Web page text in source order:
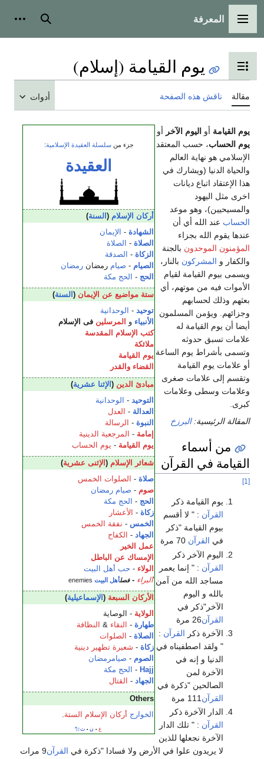
القائمة الرئيسية
المعرفة بحث
تبديل عرض جدول المحتويات
يوم القيامة (إسلام)
مقالة ناقش هذه الصفحة أدوات
جزء منسلسلة العقيدة الإسلامية:
العقيدة
أركان الإسلام ( السنة)
الشهادة -
الإيمان
الصلاة -
الصلاة
الزكاة -
الصدقة
الصيام - صيام رمضان رمضان
الحج - الحج مكة
ستة مواضيع عن الإيمان ( السنة)
توحيد -
الوحدانية
الأنبياء و المرسلين فى الإسلام
كتب الإسلام المقدسة
ملائكة
يوم القيامة
القضاء والقدر
مبادئ الدين ( الإثنا عشرية)
التوحيد -
الوحدانية
العدالة -
العدل
النبوة -
الرسالة
إمامة -
المرجعية الدينية
يوم القيامة - يوم الحساب
شعائر الإسلام ( الإثنى عشرية)
صلاة -
الصلوات الخمس
صوم - صيام رمضان
الحج - الحج مكة
زكاة -
الأعشار
الخمس - نفقة الخمس
الجهاد -
الكفاح
عمل الخير
الإمساك عن الباطل
الولاء - حب
أهل البيت
'البراء -فصلأهل البيت
الأركان السبعة ( الإسماعيلية)
الولاية - الوصاية
طهارة - النقاء &
النظافة
الصلاة -
الصلوات
زكاة - شعيرة تطهير دينية
الصوم - صيامرمضان
Hajj
- الحج مكة
الجهاد - القتال
Others
الخوارج أركان الإسلام الستة.
ع • ن • ت
يوم القيامة أو اليوم الآخر أو
يوم الحساب، حسب المعتقد
الإسلامي هو نهاية العالم
والحياة الدنيا (ويشارك في
هذا الإعتقاد اتباع ديانات
اخرى مثل اليهود
والمسيحيين)، وهو موعد
الحساب عند الله أي أن
عندها يقوم الله بجزاء
المؤمنون الموحدون بالجنة
والكفار و المشركون بالنار،
ويسمى بيوم القيامة لقيام
الأموات فيه من موتهم، أي
بعثهم وذلك لحسابهم
وجزائهم. ويؤمن المسلمون
أيضا أن يوم القيامة له
علامات تسبق حدوثه
وتسمى بأشراط يوم الساعة
أو علامات يوم القيامة
وتقسم إلى علامات صغرى
وعلامات وسطى وعلامات
كبرى.
المقالة الرئيسية:البرزخ
من أسماء
القيامة في القرآن
[1]
يوم القيامة ذكر
القرآن : " لا أقسم
بيوم القيامة "ذكر
في القرآن
اليوم الآخر ذكر
القرآن : " إنما يعمر
مساجد الله من آمن
بالله و اليوم
الآخر"ذكر في
القرآن26 مرة
الآخرة ذكر القرآن :
" ولقد اصطفيناه في
الدنيا و إنه في
الآخرة لمن
الصالحين "ذكرة في
القرآن 111 مرة
الدار الآخرة ذكر
القرآن : " تلك الدار
الآخرة نجعلها للذين
لا يريدون علوا في الأرض ولا فسادا "ذكرة في القرآن9 مرات